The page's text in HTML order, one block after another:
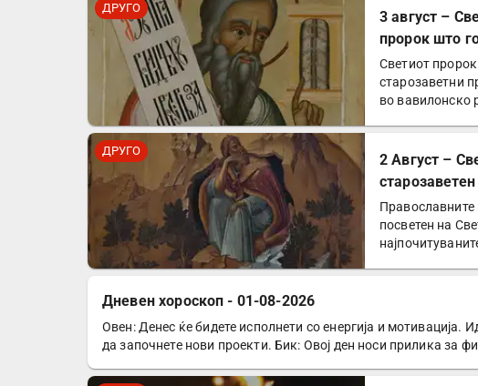
ДРУГО
3 август –
пророк што
Светиот
старозаветни
во вавилонско
ДРУГО
2 Август –
Православните
посветен на
ДРУГО
Дневен хороскоп - 01-08-2026
Овен: Денес ќе бидете исполнети со енергија и мотивација.
да започнете нови проекти. Бик: Овој ден носи прилика за